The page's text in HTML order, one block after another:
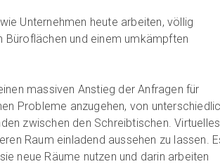
Unternehmen heute arbeiten, völlig
Büroflächen und einem umkämpften
massiven Anstieg der Anfragen für
Probleme anzugehen, von
zwischen den Schreibtischen. Virtuelles
Raum einladend aussehen zu lassen.
neue Räume nutzen und darin arbeiten